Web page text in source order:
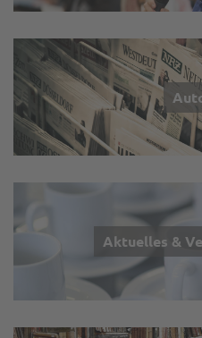
Aktuelles &